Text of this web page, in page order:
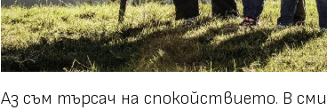
Аз съм търсач на спокойствието. В